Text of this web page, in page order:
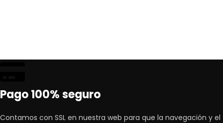
Pago 100% seguro
Contamos con SSL en nuestra web para que la navegación y el